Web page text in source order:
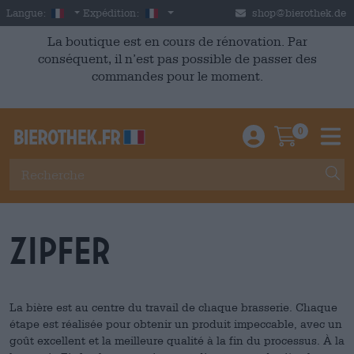
Skip to main content
Langue: French
Expédition: France shop@bierothek.de
La boutique est en cours de rénovation. Par
conséquent, il n’est pas possible de passer des
commandes pour le moment.
Einloggen /
0
Zipfer
La bière est au centre du travail de chaque brasserie. Chaque
étape est réalisée pour obtenir un produit impeccable, avec un
goût excellent et la meilleure qualité à la fin du processus. À la